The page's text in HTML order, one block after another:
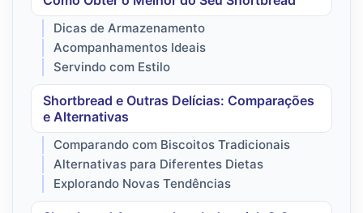
Dicas de Armazenamento
Acompanhamentos Ideais
Servindo com Estilo
Shortbread e Outras Delícias: Comparações
e Alternativas
Comparando com Biscoitos Tradicionais
Alternativas para Diferentes Dietas
Explorando Novas Tendências